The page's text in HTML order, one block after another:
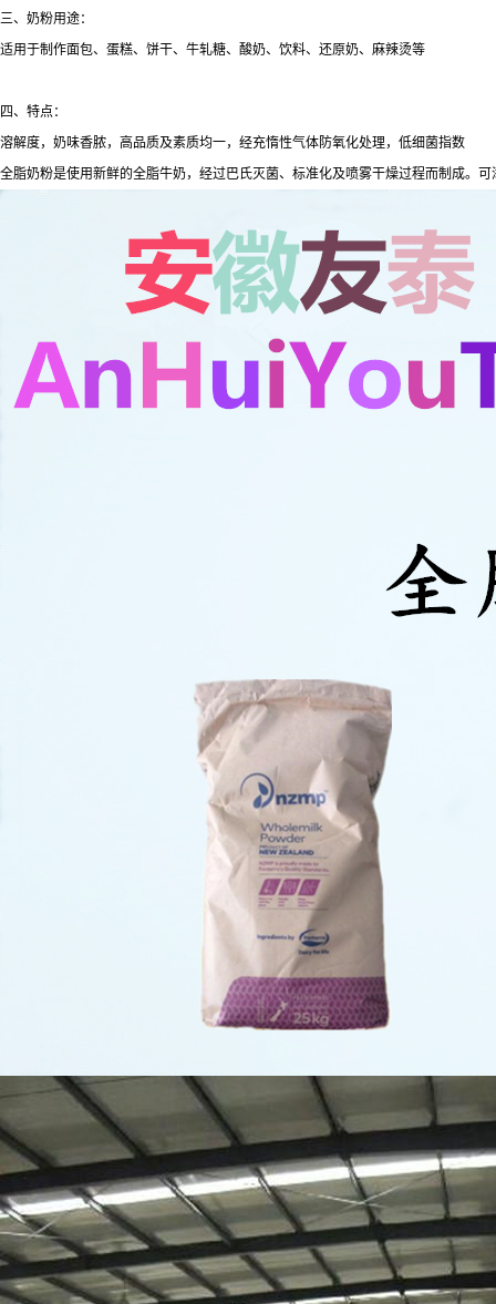
三、奶粉用途：
适用于制作面包、蛋糕、饼干、牛轧糖、酸奶、饮料、还原奶、麻辣烫等
四、特点：
溶解度，奶味香脓，高品质及素质均一，经充惰性气体防氧化处理，低细菌指数
全脂奶粉是使用新鲜的全脂牛奶，经过巴氏灭菌、标准化及喷雾干燥过程而制成。